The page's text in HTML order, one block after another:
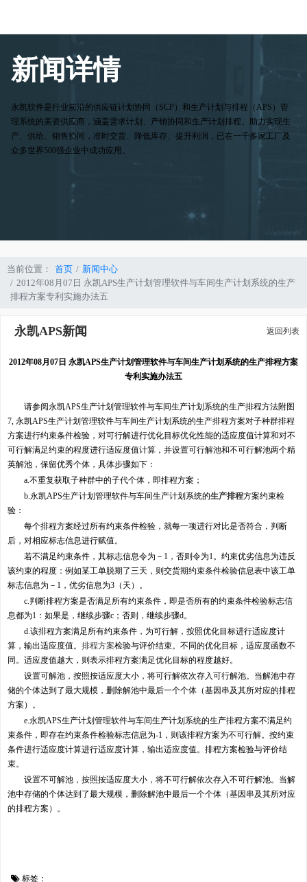
新闻详情
永凯软件是行业前沿的供应链计划协同（SCP）和生产计划与排程（APS）管
理系统的美资供应商，涵盖需求计划、产销协同和生产计划排程。助力实现生
产、供给、销售协同，准时交货、降低库存、提升利润，已在一千多家工厂及
众多世界500强企业中成功应用。
当前位置： 首页
新闻中心
2012年08月07日 永凯APS生产计划管理软件与车间生产计划系统的生产
排程方案专利实施办法五
永凯APS新闻 返回列表
2012年08月07日 永凯APS生产计划管理软件与车间生产计划系统的生产排程方案
专利实施办法五
请参阅永凯APS生产计划管理软件与车间生产计划系统的生产排程方法附图
7, 永凯APS生产计划管理软件与车间生产计划系统的生产排程方案对子种群排程
方案进行约束条件检验，对可行解进行优化目标优化性能的适应度值计算和对不
可行解满足约束的程度进行适应度值计算，并设置可行解池和不可行解池两个精
英解池，保留优秀个体，具体步骤如下：
a.不重复获取子种群中的子代个体，即排程方案；
b.永凯APS生产计划管理软件与车间生产计划系统的生产排程方案约束检
验：
每个排程方案经过所有约束条件检验，就每一项进行对比是否符合，判断
后，对相应标志信息进行赋值。
若不满足约束条件，其标志信息令为－1，否则令为1。约束优劣信息为违反
该约束的程度：例如某工单脱期了三天，则交货期约束条件检验信息表中该工单
标志信息为－1，优劣信息为3（天）。
c.判断排程方案是否满足所有约束条件，即是否所有的约束条件检验标志信
息都为1：如果是，继续步骤c；否则，继续步骤d。
d.该排程方案满足所有约束条件，为可行解，按照优化目标进行适应度计
算，输出适应度值。 排程方案检验与评价结束。不同的优化目标，适应度函数不
同。适应度值越大，则表示排程方案满足优化目标的程度越好。
设置可解池，按照按适应度大小，将可行解依次存入可行解池。当解池中存
储的个体达到了最大规模，删除解池中最后一个个体（基因串及其所对应的排程
方案）。
e.永凯APS生产计划管理软件与车间生产计划系统的生产排程方案不满足约
束条件，即存在约束条件检验标志信息为-1，则该排程方案为不可行解。按约束
条件进行适应度计算进行适应度计算，输出适应度值。排程方案检验与评价结
束。
设置不可解池，按照按适应度大小，将不可行解依次存入不可行解池。当解
池中存储的个体达到了最大规模，删除解池中最后一个个体（基因串及其所对应
的排程方案）。
标签：